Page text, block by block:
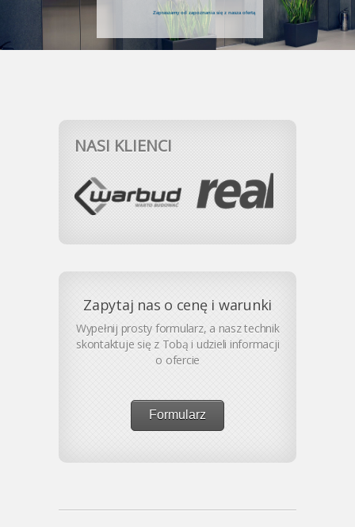
Zapraszamy od zapoznania się z nasza ofertą
NASI KLIENCI
Zapytaj nas o cenę i warunki
Wypełnij prosty formularz, a nasz technik
skontaktuje się z Tobą i udzieli informacji
o ofercie
Formularz